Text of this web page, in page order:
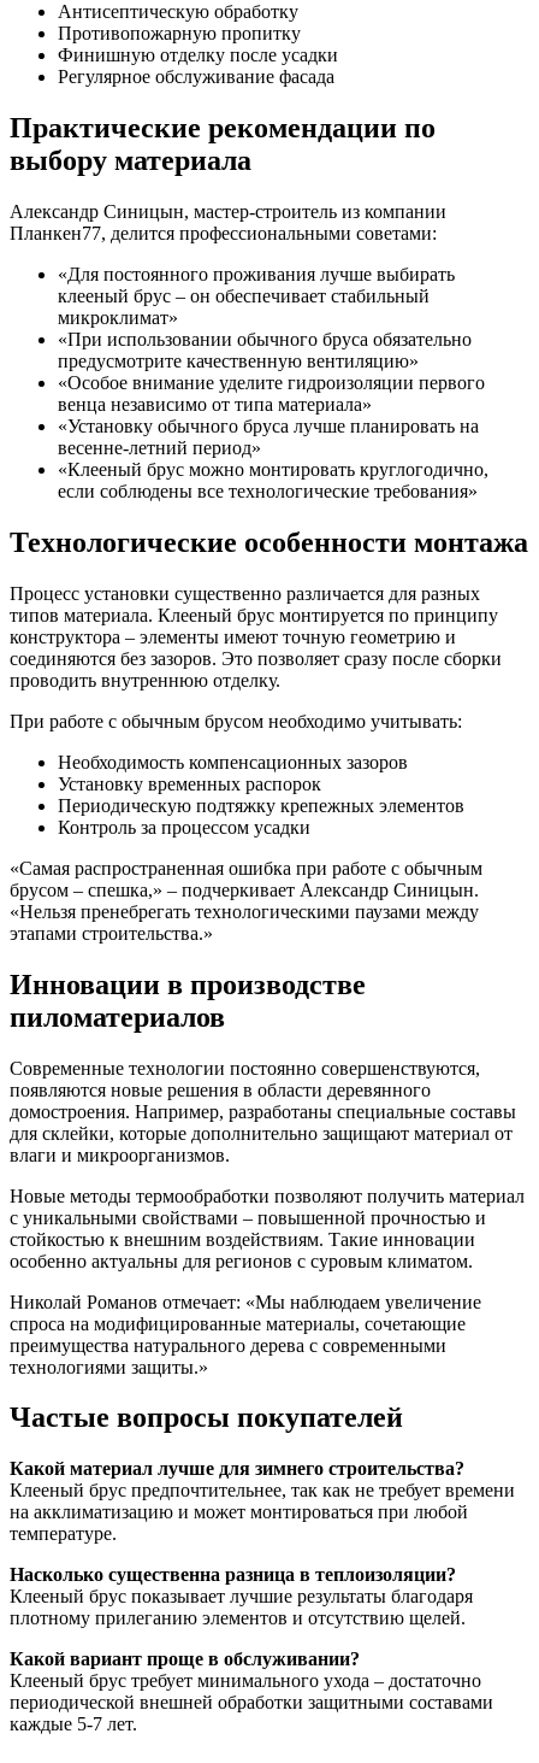
Антисептическую обработку
Противопожарную пропитку
Финишную отделку после усадки
Регулярное обслуживание фасада
Практические рекомендации по
выбору материала
Александр Синицын, мастер-строитель из компании
Планкен77, делится профессиональными советами:
«Для постоянного проживания лучше выбирать
клееный брус – он обеспечивает стабильный
микроклимат»
«При использовании обычного бруса обязательно
предусмотрите качественную вентиляцию»
«Особое внимание уделите гидроизоляции первого
венца независимо от типа материала»
«Установку обычного бруса лучше планировать на
весенне-летний период»
«Клееный брус можно монтировать круглогодично,
если соблюдены все технологические требования»
Технологические особенности монтажа
Процесс установки существенно различается для разных
типов материала. Клееный брус монтируется по принципу
конструктора – элементы имеют точную геометрию и
соединяются без зазоров. Это позволяет сразу после сборки
проводить внутреннюю отделку.
При работе с обычным брусом необходимо учитывать:
Необходимость компенсационных зазоров
Установку временных распорок
Периодическую подтяжку крепежных элементов
Контроль за процессом усадки
«Самая распространенная ошибка при работе с обычным
брусом – спешка,» – подчеркивает Александр Синицын.
«Нельзя пренебрегать технологическими паузами между
этапами строительства.»
Инновации в производстве
пиломатериалов
Современные технологии постоянно совершенствуются,
появляются новые решения в области деревянного
домостроения. Например, разработаны специальные составы
для склейки, которые дополнительно защищают материал от
влаги и микроорганизмов.
Новые методы термообработки позволяют получить материал
с уникальными свойствами – повышенной прочностью и
стойкостью к внешним воздействиям. Такие инновации
особенно актуальны для регионов с суровым климатом.
Николай Романов отмечает: «Мы наблюдаем увеличение
спроса на модифицированные материалы, сочетающие
преимущества натурального дерева с современными
технологиями защиты.»
Частые вопросы покупателей
Какой материал лучше для зимнего строительства?
Клееный брус предпочтительнее, так как не требует времени
на акклиматизацию и может монтироваться при любой
температуре.
Насколько существенна разница в теплоизоляции?
Клееный брус показывает лучшие результаты благодаря
плотному прилеганию элементов и отсутствию щелей.
Какой вариант проще в обслуживании?
Клееный брус требует минимального ухода – достаточно
периодической внешней обработки защитными составами
каждые 5-7 лет.